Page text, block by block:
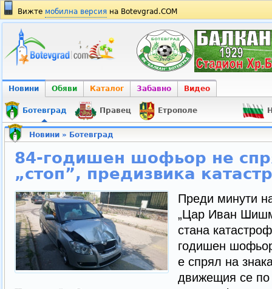
Вижте мобилна версия на Botevgrad.COM
Новини Обяви Каталог Забавно Видео
Ботевград Правец Етрополе
Новини» Ботевград
84-годишен шофьор не
„стоп”, предизвика
Преди минути
„Цар Иван
стана
годишен
е спрял на
движещия се по